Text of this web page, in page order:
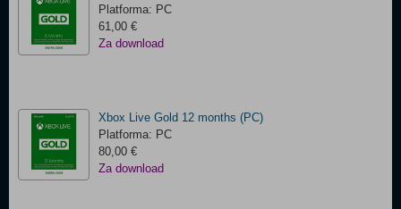
Platforma: PC
61,00 €
Za download
Xbox Live Gold 12 months (PC)
Platforma: PC
80,00 €
Za download